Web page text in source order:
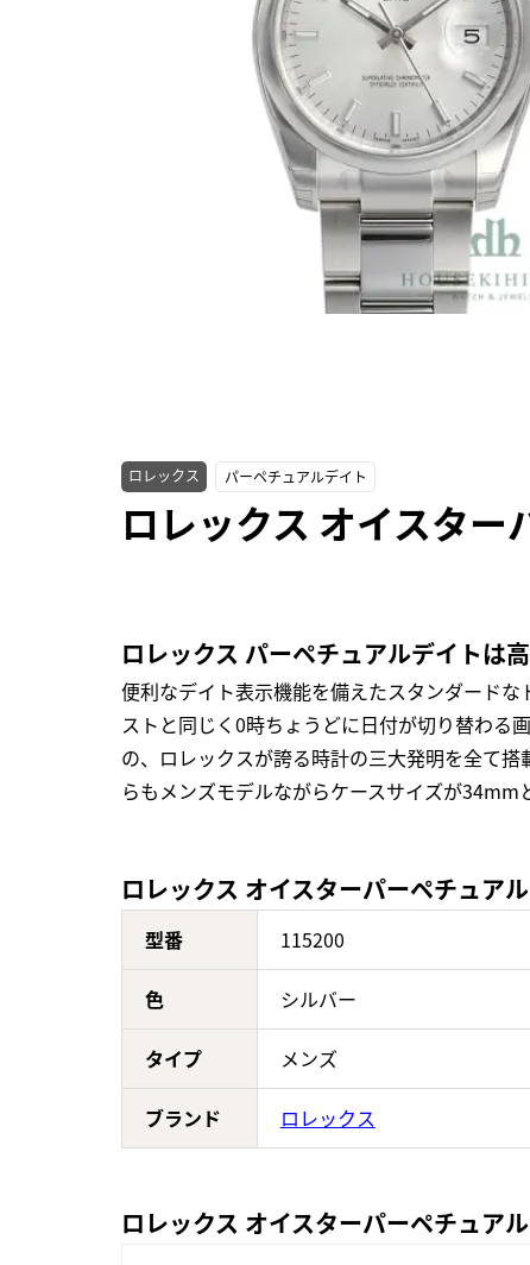
ロレックス パーペチュアルデイト
ロレックス オイスタ
ロレックス パーペチュアルデイトは
便利なデイト表示機能を備えたスタンダード
ストと同じく0時ちょうどに日付が切り替わる
の、ロレックスが誇る時計の三大発明を全て
らもメンズモデルながらケースサイズが34mm
ロレックス オイスターパーペチュア
型番 115200
色 シルバー
タイプ メンズ
ブランド ロレックス
ロレックス オイスターパーペチュア